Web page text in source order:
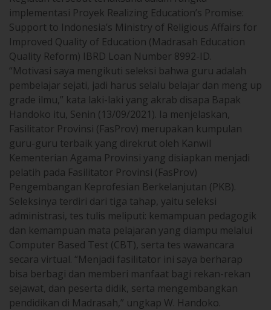
implementasi Proyek Realizing Education’s Promise:
Support to Indonesia’s Ministry of Religious Affairs for
Improved Quality of Education (Madrasah Education
Quality Reform) IBRD Loan Number 8992-ID.
“Motivasi saya mengikuti seleksi bahwa guru adalah
pembelajar sejati, jadi harus selalu belajar dan meng up
grade ilmu,” kata laki-laki yang akrab disapa Bapak
Handoko itu, Senin (13/09/2021). Ia menjelaskan,
Fasilitator Provinsi (FasProv) merupakan kumpulan
guru-guru terbaik yang direkrut oleh Kanwil
Kementerian Agama Provinsi yang disiapkan menjadi
pelatih pada Fasilitator Provinsi (FasProv)
Pengembangan Keprofesian Berkelanjutan (PKB).
Seleksinya terdiri dari tiga tahap, yaitu seleksi
administrasi, tes tulis meliputi: kemampuan pedagogik
dan kemampuan mata pelajaran yang diampu melalui
Computer Based Test (CBT), serta tes wawancara
secara virtual. “Menjadi fasilitator ini saya berharap
bisa berbagi dan memberi manfaat bagi rekan-rekan
sejawat, dan peserta didik, serta mengembangkan
pendidikan di Madrasah,” ungkap W. Handoko.